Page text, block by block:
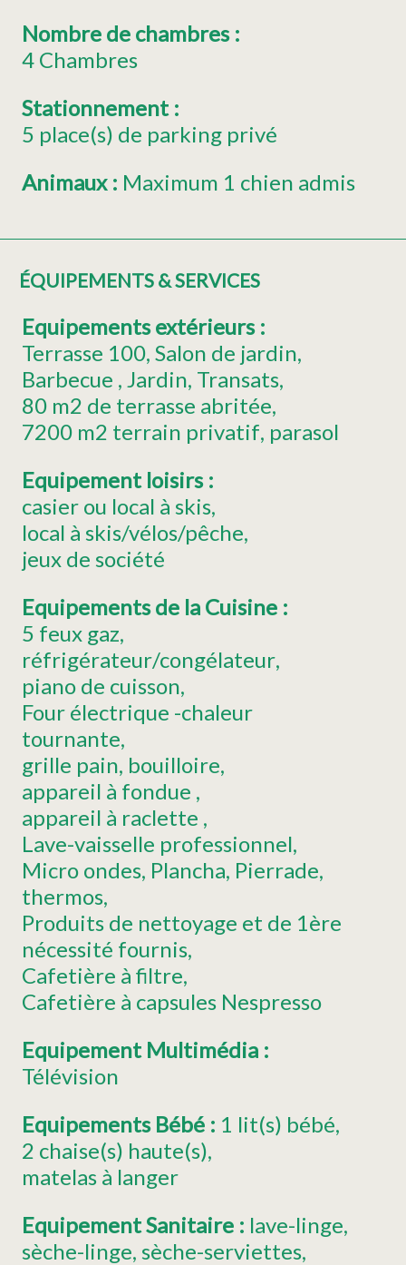
Nombre de chambres :
4 Chambres
Stationnement :
5 place(s) de parking privé
Animaux : Maximum 1 chien admis
ÉQUIPEMENTS & SERVICES
Equipements extérieurs :
Terrasse 100 Salon de jardin
Barbecue Jardin Transats
80 m2 de terrasse abritée
7200 m2 terrain privatif parasol
Equipement loisirs :
casier ou local à skis
local à skis/vélos/pêche
jeux de société
Equipements de la Cuisine :
5 feux gaz
réfrigérateur/congélateur
piano de cuisson
Four électrique -chaleur
tournante
grille pain bouilloire
appareil à fondue
appareil à raclette
Lave-vaisselle professionnel
Micro ondes Plancha Pierrade
thermos
Produits de nettoyage et de 1ère
nécessité fournis
Cafetière à filtre
Cafetière à capsules Nespresso
Equipement Multimédia :
Télévision
Equipements Bébé : 1 lit(s) bébé
2 chaise(s) haute(s)
matelas à langer
Equipement Sanitaire : lave-linge
sèche-linge sèche-serviettes